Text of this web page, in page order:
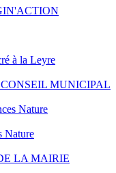
à la Leyre
MUNICIPAL
Nature
Nature
LA MAIRIE